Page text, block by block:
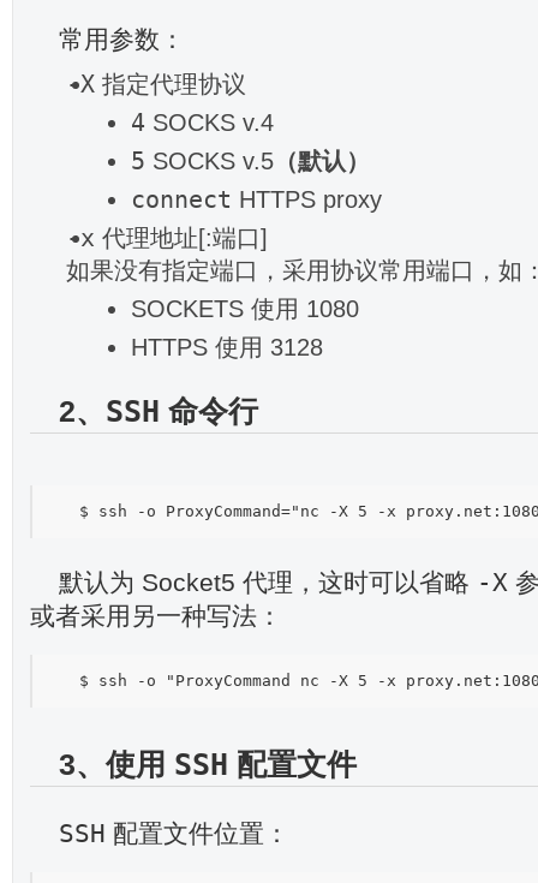
常用参数：
-X 指定代理协议
4 SOCKS v.4
5 SOCKS v.5 （默认）
connect HTTPS proxy
-x 代理地址[:端口]
如果没有指定端口，采用协议常用端口，如
SOCKETS 使用 1080
HTTPS 使用 3128
2、 SSH 命令行
默认为 Socket5 代理，这时可以省略 -X
或者采用另一种写法：
3、使用 SSH 配置文件
SSH 配置文件位置：